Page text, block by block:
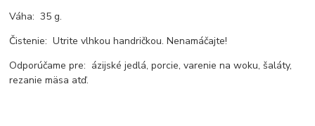
Váha: 35 g.
Čistenie: Utrite vlhkou handričkou. Nenamáčajte!
Odporúčame pre: ázijské jedlá, porcie, varenie na woku, šaláty,
rezanie mäsa atď.